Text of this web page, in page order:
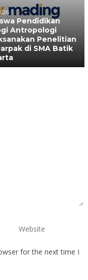
Pendidikan
Antropologi
Penelitian
di SMA Batik
for the next time I